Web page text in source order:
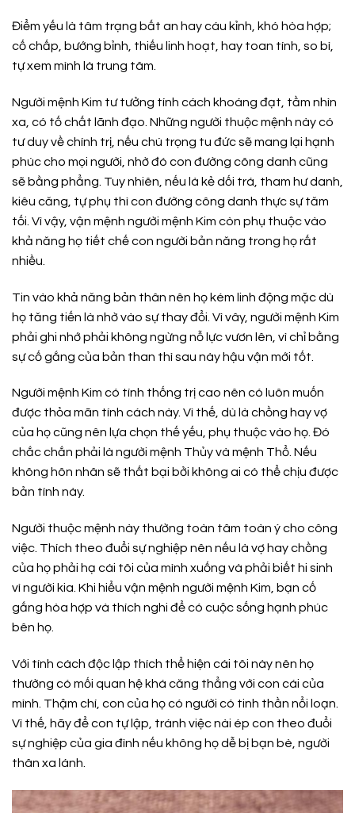
Điểm yếu là tâm trạng bất an hay cáu kỉnh, khó hòa hợp;
cố chấp, bướng bỉnh, thiếu linh hoạt, hay toan tính, so bì,
tự xem mình là trung tâm.
Người mệnh Kim tư tưởng tính cách khoáng đạt, tầm nhìn
xa, có tố chất lãnh đạo. Những người thuộc mệnh này có
tư duy về chính trị, nếu chú trọng tu đức sẽ mang lại hạnh
phúc cho mọi người, nhờ đó con đường công danh cũng
sẽ bằng phẳng. Tuy nhiên, nếu là kẻ dối trá, tham hư danh,
kiêu căng, tự phụ thì con đường công danh thực sự tăm
tối. Vì vậy, vận mệnh người mệnh Kim còn phụ thuộc vào
khả năng họ tiết chế con người bản năng trong họ rất
nhiều.
Tin vào khả năng bản thân nên họ kém linh động mặc dù
họ tăng tiến là nhờ vào sự thay đổi. Vì vây, người mệnh Kim
phải ghi nhớ phải không ngừng nỗ lực vươn lên, vì chỉ bằng
sự cố gắng của bản than thì sau này hậu vận mới tốt.
Người mệnh Kim có tính thống trị cao nên có luôn muốn
được thỏa mãn tính cách này. Vì thế, dù là chồng hay vợ
của họ cũng nên lựa chọn thế yếu, phụ thuộc vào họ. Đó
chắc chắn phải là người mệnh Thủy và mệnh Thổ. Nếu
không hôn nhân sẽ thất bại bởi không ai có thể chịu được
bản tính này.
Người thuộc mệnh này thường toàn tâm toàn ý cho công
việc. Thích theo đuổi sự nghiệp nên nếu là vợ hay chồng
của họ phải hạ cái tôi của mình xuống và phải biết hi sinh
vì người kia. Khi hiểu vận mệnh người mệnh Kim, bạn cố
gắng hòa hợp và thích nghi để có cuộc sống hạnh phúc
bên họ.
Với tính cách độc lập thích thể hiện cái tôi này nên họ
thường có mối quan hệ khá căng thẳng với con cái của
mình. Thậm chí, con của họ có người có tinh thần nổi loạn.
Vì thế, hãy để con tự lập, tránh việc nài ép con theo đuổi
sự nghiệp của gia đình nếu không họ dễ bị bạn bè, người
thân xa lánh.